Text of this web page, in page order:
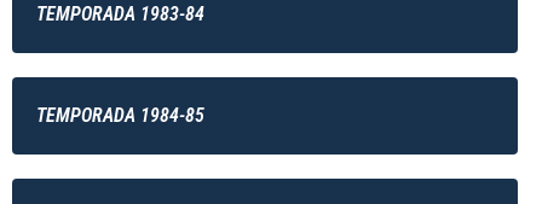
TEMPORADA 1983-84
TEMPORADA 1984-85